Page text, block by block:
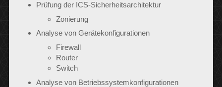
Prüfung der ICS-Sicherheits­architektur
Zonierung
Analyse von Gerätekonfigurationen
Firewall
Router
Switch
Analyse von Betriebssystemkonfigurationen